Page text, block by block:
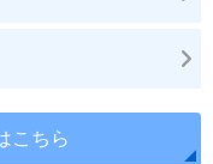
こちら